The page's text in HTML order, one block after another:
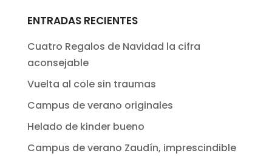
ENTRADAS RECIENTES
Cuatro Regalos de Navidad la cifra
aconsejable
Vuelta al cole sin traumas
Campus de verano originales
Helado de kinder bueno
Campus de verano Zaudín, imprescindible